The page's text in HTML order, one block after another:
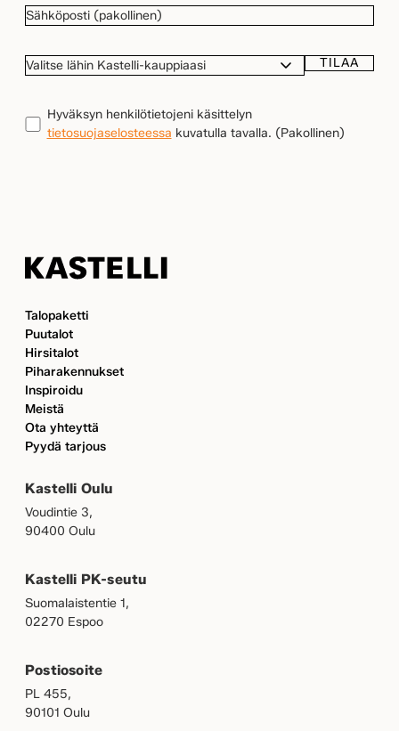
SÄHKÖPOSTI(Pakollinen)
VALITSE
KAUPPIAASI
TIETOSUOJA(Pakollinen)
Hyväksyn henkilötietojeni käsittelyn
tietosuojaselosteessa kuvatulla tavalla. (Pakollinen)
TILAA
Talopaketti
Puutalot
Hirsitalot
Piharakennukset
Inspiroidu
Meistä
Ota yhteyttä
Pyydä tarjous
Kastelli Oulu
Voudintie 3,
90400 Oulu
Kastelli PK-seutu
Suomalaistentie 1,
02270 Espoo
Postiosoite
PL 455,
90101 Oulu